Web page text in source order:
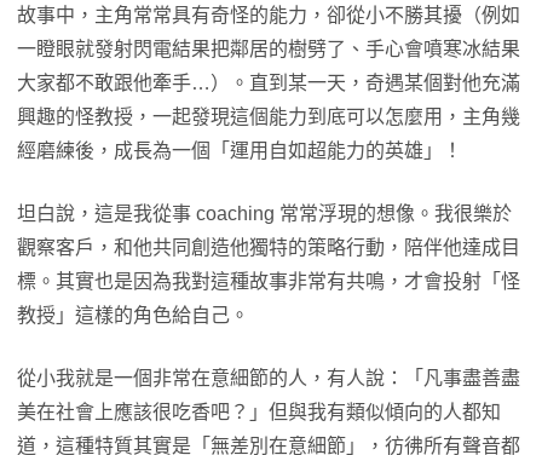
故事中，主角常常具有奇怪的能力，卻從小不勝其擾（例如
一瞪眼就發射閃電結果把鄰居的樹劈了、手心會噴寒冰結果
大家都不敢跟他牽手…）。直到某一天，奇遇某個對他充滿
興趣的怪教授，一起發現這個能力到底可以怎麼用，主角幾
經磨練後，成長為一個「運用自如超能力的英雄」！
坦白說，這是我從事 coaching 常常浮現的想像。我很樂於
觀察客戶，和他共同創造他獨特的策略行動，陪伴他達成目
標。其實也是因為我對這種故事非常有共鳴，才會投射「怪
教授」這樣的角色給自己。
從小我就是一個非常在意細節的人，有人說：「凡事盡善盡
美在社會上應該很吃香吧？」但與我有類似傾向的人都知
道，這種特質其實是「無差別在意細節」，彷彿所有聲音都